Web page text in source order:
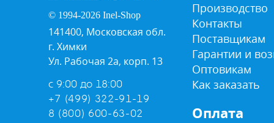
© 1994-2026 Inel-Shop
141400, Московская обл.
г. Химки
Ул. Рабочая 2а, корп. 13
с 9:00 до 18:00
+7 (499) 322-91-19
8 (800) 600-63-02
Производство
Контакты
Поставщикам
Гарантии и
Оптовикам
Как заказать
Оплата